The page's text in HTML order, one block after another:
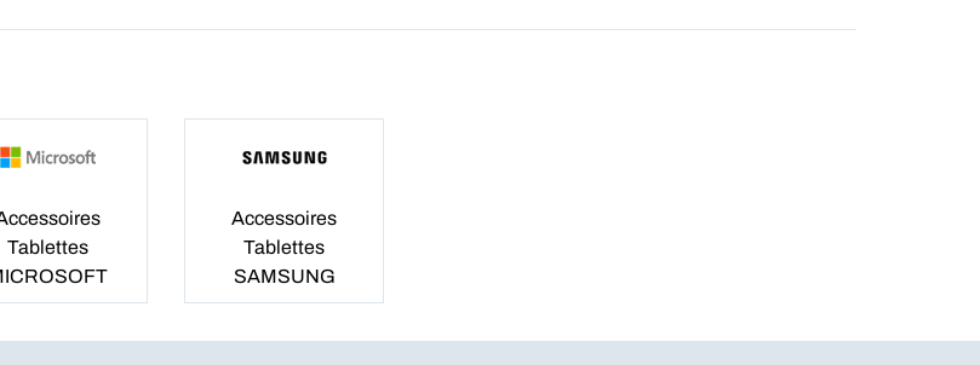
Tablettes
Accessoires
Tablettes
SAMSUNG